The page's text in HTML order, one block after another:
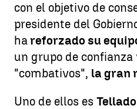
con el objetivo de
presidente del
hareforzado su
un grupo de confianza
"combativos", la gran
Uno de ellos es Tellado